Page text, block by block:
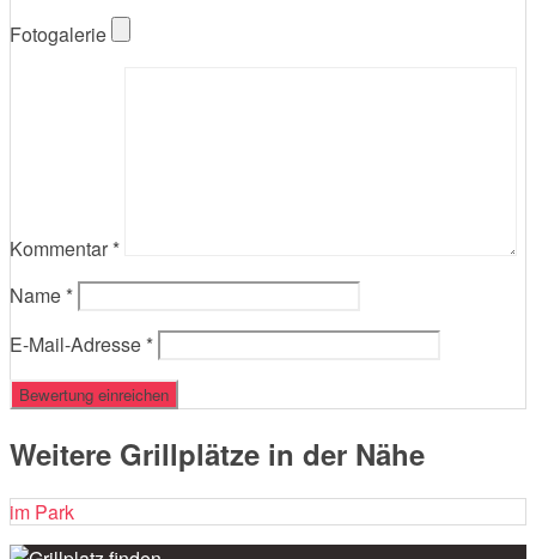
Fotogalerie
Kommentar *
Name *
E-Mail-Adresse *
Weitere Grillplätze in der Nähe
im Park